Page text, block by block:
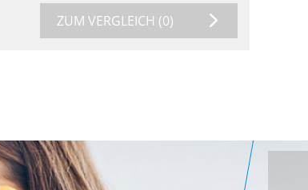
ZUM VERGLEICH (0)